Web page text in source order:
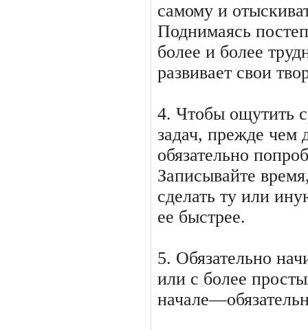
самому и
Поднимаясь
более и более
развивает свои
4. Чтобы ощутить
задач, прежде чем
обязательно
Записывайте
сделать ту или
ее быстрее.
5. Обязательно
или с более